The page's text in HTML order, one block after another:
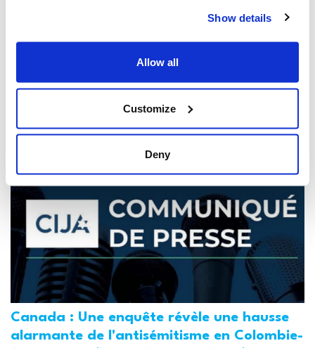
Show details
Allow all
Customize
Deny
libération sous caution d'un homme de
Toronto accusé de multiples agressions
antisémites au cours de l'année écoulée
(The Canadian Jewish News)
21 mars 2025
Canada : Une enquête révèle une hausse
alarmante de l'antisémitisme en Colombie-